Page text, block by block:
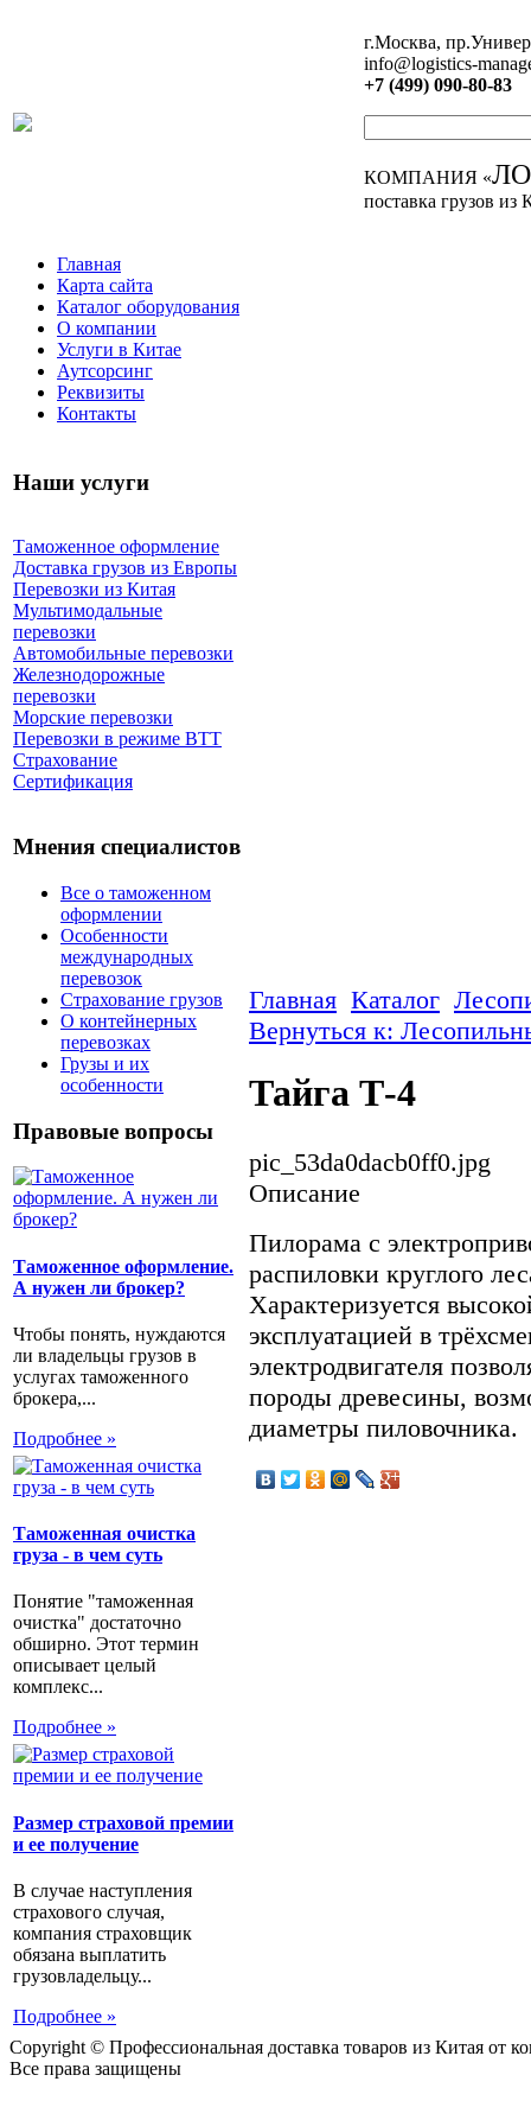
г.Москва,
info@logistics-
+7 (499) 090-80-83
КОМПАНИЯ «
поставка грузов из
Главная
Карта сайта
Каталог оборудования
О компании
Услуги в Китае
Аутсорсинг
Реквизиты
Контакты
Наши услуги
Таможенное оформление
Доставка грузов из Европы
Перевозки из Китая
Мультимодальные
перевозки
Автомобильные перевозки
Железнодорожные
перевозки
Морские перевозки
Перевозки в режиме ВТТ
Страхование
Сертификация
Мнения специалистов
Все о таможенном
оформлении
Особенности
международных
перевозок
Страхование грузов
О контейнерных
перевозках
Грузы и их
особенности
Правовые вопросы
Таможенное оформление.
А нужен ли брокер?
Чтобы понять, нуждаются
ли владельцы грузов в
услугах таможенного
брокера,...
Подробнее »
Таможенная очистка
груза - в чем суть
Понятие "таможенная
очистка" достаточно
обширно. Этот термин
описывает целый
комплекс...
Подробнее »
Размер страховой премии
и ее получение
В случае наступления
страхового случая,
компания страховщик
обязана выплатить
грузовладельцу...
Подробнее »
Главная Каталог
Вернуться к:
Тайга Т-4
pic_53da0dacb0ff0.jpg
Описание
Пилорама с
распиловки круглого
Характеризуется
эксплуатацией в
электродвигателя
породы древесины,
диаметры пиловочника.
Copyright © Профессиональная доставка товаров из Китая от
Все права защищены